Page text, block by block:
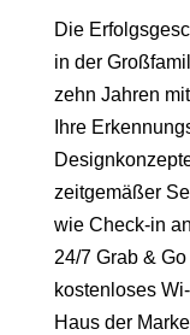
Die
in der
zehn Jahren
Ihre
zeitgemäßer
wie Check-in
24/7 Grab &
kostenloses
Haus der